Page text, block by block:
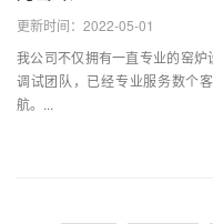
更新时间：2022-05-01
我公司不仅拥有一直专业的窑
调试团队，已经专业服务数个
航。...